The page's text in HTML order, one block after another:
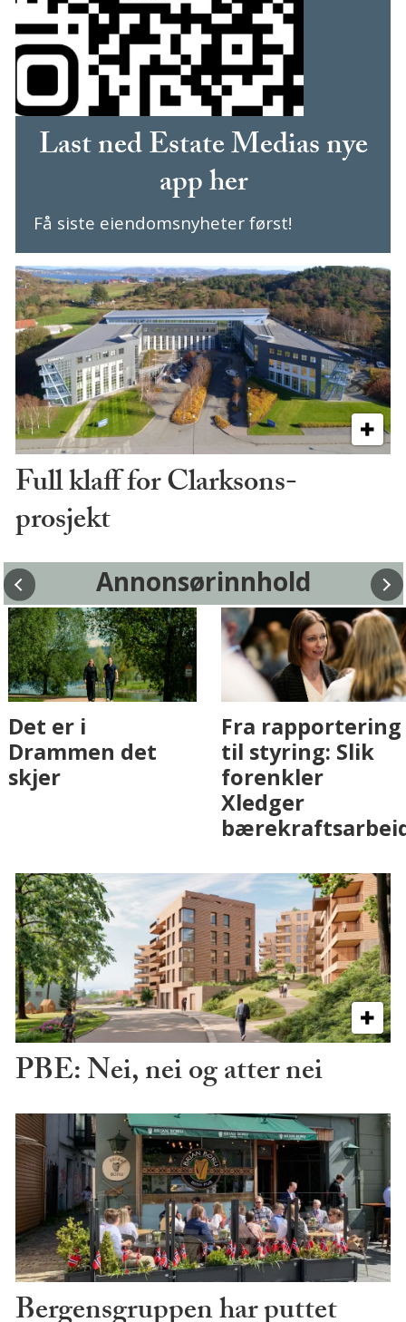
Last ned Estate Medias nye
app her
Få siste eiendomsnyheter først!
Full klaff for Clarksons-
prosjekt
Annonsørinnhold
Fenistra endrer
eiendomsbransjen
med AI. Slik ser vi
Det er i
Drammen det
skjer
PBE: Nei, nei og atter nei